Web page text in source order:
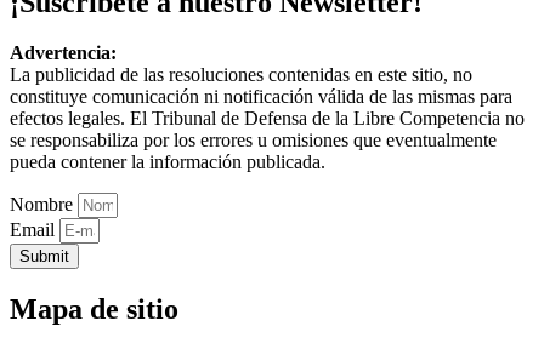
Advertencia:
La publicidad de las resoluciones contenidas en este sitio, no
constituye comunicación ni notificación válida de las mismas para
efectos legales. El Tribunal de Defensa de la Libre Competencia no
se responsabiliza por los errores u omisiones que eventualmente
pueda contener la información publicada.
Nombre
Email
Submit
Mapa de sitio